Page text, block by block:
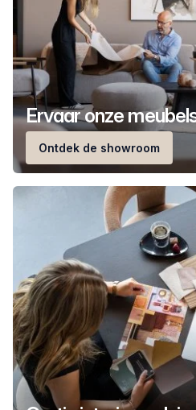
Ervaar onze
Ontdek de showroom